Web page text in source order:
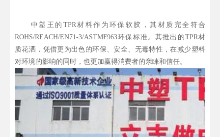
中塑王的TPR材料作为环保软胶，其材质完全符合
ROHS/REACH/EN71-3/ASTMF963环保标准。其推出的TPR材
质花洒，凭借更为出色的环保、安全、无毒特性，在减少塑料
对环境的影响的同时，也更加赢得消费者的亲睐和信任。